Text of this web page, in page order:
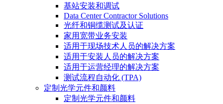
基站安装和调试
Data Center Contractor Solutions
光纤和铜缆测试及认证
家用宽带业务安装
适用于现场技术人员的解决方案
适用于安装人员的解决方案
适用于运营经理的解决方案
测试流程自动化 (TPA)
定制光学元件和颜料
定制光学元件和颜料